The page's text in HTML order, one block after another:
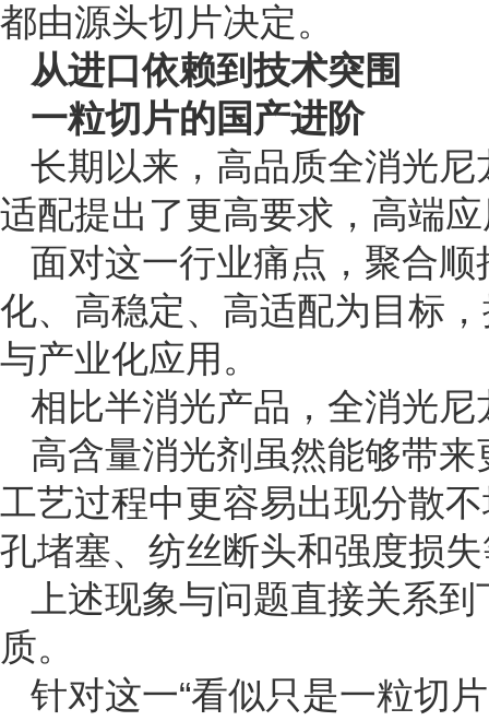
都由源头切片决定。
从进口依赖到技术突围
一粒切片的国产进阶
长期以来，高品质全消光
适配提出了更高要求，高端
面对这一行业痛点，聚合
化、高稳定、高适配为目标
与产业化应用。
相比半消光产品，全消光
高含量消光剂虽然能够带
工艺过程中更容易出现分散
孔堵塞、纺丝断头和强度损
上述现象与问题直接关系
质。
针对这一“看似只是一粒切